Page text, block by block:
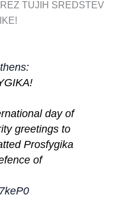
TUJIH SREDSTEV
:
day of
greetings to
Prosfygika
of